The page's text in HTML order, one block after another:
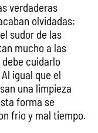
verdaderas
olvidadas:
sudor de las
mucho a las
debe cuidarlo
igual que el
una limpieza
forma se
frío y mal tiempo.